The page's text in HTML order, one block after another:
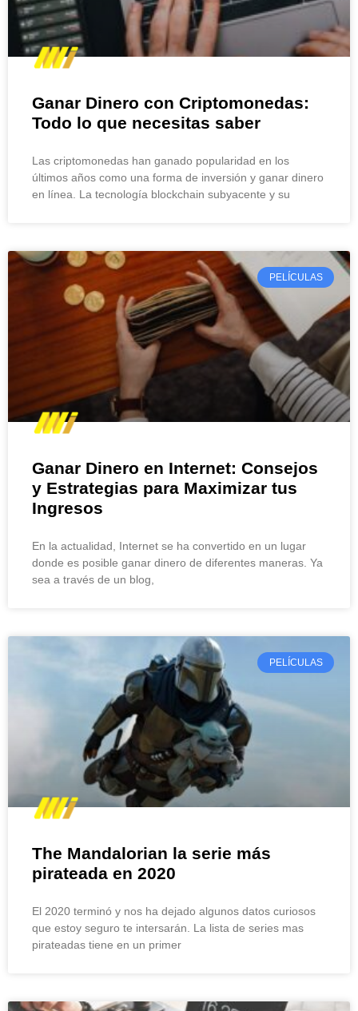
Ganar Dinero con Criptomonedas:
Todo lo que necesitas saber
Las criptomonedas han ganado popularidad en los
últimos años como una forma de inversión y ganar dinero
en línea. La tecnología blockchain subyacente y su
PELÍCULAS
Ganar Dinero en Internet: Consejos
y Estrategias para Maximizar tus
Ingresos
En la actualidad, Internet se ha convertido en un lugar
donde es posible ganar dinero de diferentes maneras. Ya
sea a través de un blog,
PELÍCULAS
The Mandalorian la serie más
pirateada en 2020
El 2020 terminó y nos ha dejado algunos datos curiosos
que estoy seguro te intersarán. La lista de series mas
pirateadas tiene en un primer